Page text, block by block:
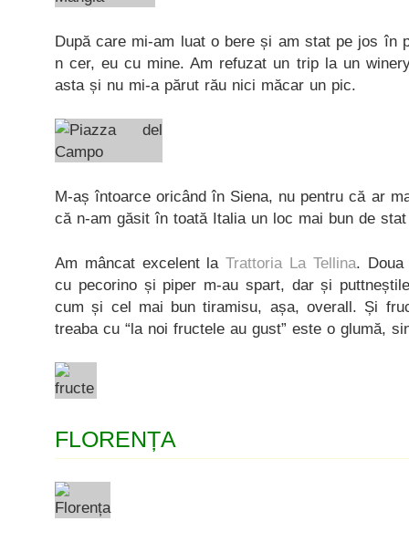
După care mi-am luat o bere și am stat pe jos în
n cer, eu cu mine. Am refuzat un trip la un
asta și nu mi-a părut rău nici măcar un pic.
M-aș întoarce oricând în Siena, nu pentru că ar
că n-am găsit în toată Italia un loc mai bun de
Am mâncat excelent laTrattoria La Tellina. Doua
cu pecorino și piper m-au spart, dar și
cum și cel mai bun tiramisu, așa, overall. Și
treaba cu “la noi fructele au gust” este o glumă,
FLORENȚA